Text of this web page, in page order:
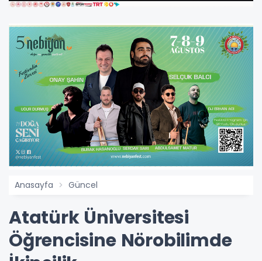
Anasayfa Güncel
Atatürk Üniversitesi
Öğrencisine Nörobilimde